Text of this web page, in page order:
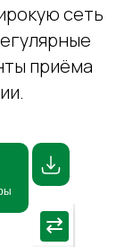
сеть
приёма
×
⇄